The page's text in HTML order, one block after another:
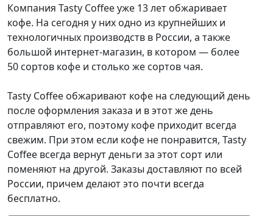
Компания Tasty Coffee уже 13 лет обжаривает
кофе. На сегодня у них одно из крупнейших и
технологичных производств в России, а также
большой интернет-магазин, в котором — более
50 сортов кофе и столько же сортов чая.
Tasty Coffee обжаривают кофе на следующий день
после оформления заказа и в этот же день
отправляют его, поэтому кофе приходит всегда
свежим. При этом если кофе не понравится, Tasty
Coffee всегда вернут деньги за этот сорт или
поменяют на другой. Заказы доставляют по всей
России, причем делают это почти всегда
бесплатно.